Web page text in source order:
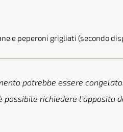
e peperoni grigliati (secondo
potrebbe essere congelato.
richiedere l’apposita